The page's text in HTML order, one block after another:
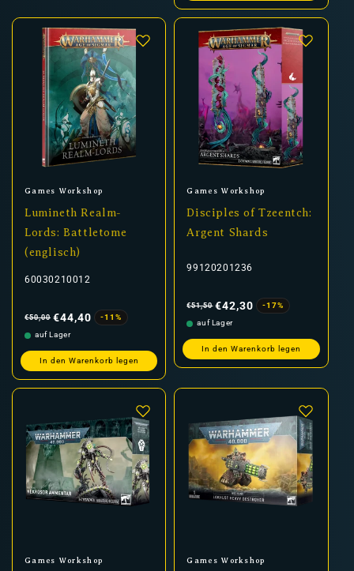
Anbieter:
Games Workshop
Lumineth Realm-
Lords: Battletome
(englisch)
60030210012
Preis
€50,00 €44,40
-11%
auf Lager
In den Warenkorb legen
Anbieter:
Games Workshop
Disciples of Tzeentch:
Argent Shards
99120201236
Preis
€51,50 €42,30
-17%
auf Lager
In den Warenkorb legen
Anbieter:
Games Workshop Anbieter:
Games Workshop